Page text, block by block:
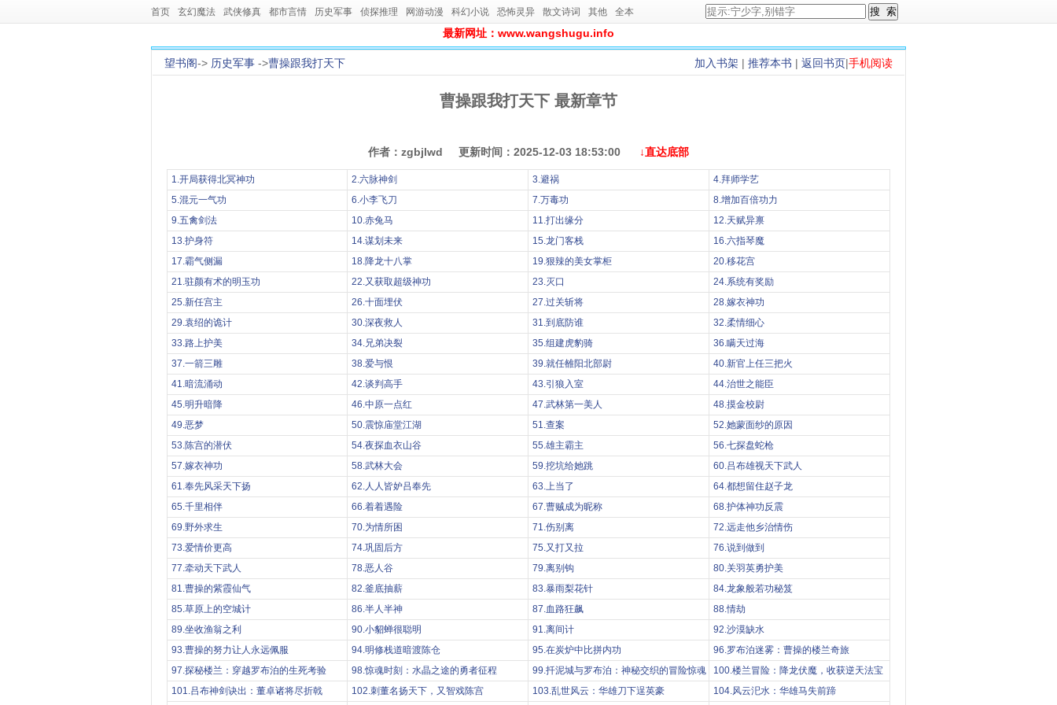
首页 玄幻魔法 武侠修真 都市言情 历史军事 侦探推理 网游动漫 科幻小说 恐怖灵异 散文诗词 其他 全本
最新网址：www.wangshugu.info
加入书架 | 推荐本书 | 返回书页|手机阅读
望书阁-> 历史军事 ->曹操跟我打天下
曹操跟我打天下 最新章节
作者：zgbjlwd 更新时间：2025-12-03 18:53:00 ↓直达底部
1.开局获得北冥神功 2.六脉神剑 3.避祸
4.拜师学艺
5.混元一气功
6.小李飞刀 7.万毒功
8.增加百倍功力
9.五禽剑法
10.赤兔马 11.打出缘分
12.天赋异禀
13.护身符
14.谋划未来 15.龙门客栈
16.六指琴魔
17.霸气侧漏
18.降龙十八掌 19.狠辣的美女掌柜
20.移花宫
21.驻颜有术的明玉功
22.又获取超级神功 23.灭口
24.系统有奖励
25.新任宫主
26.十面埋伏 27.过关斩将
28.嫁衣神功
29.袁绍的诡计
30.深夜救人 31.到底防谁
32.柔情细心
33.路上护美
34.兄弟决裂 35.组建虎豹骑
36.瞒天过海
37.一箭三雕
38.爱与恨 39.就任雒阳北部尉
40.新官上任三把火
41.暗流涌动
42.谈判高手 43.引狼入室
44.治世之能臣
45.明升暗降
46.中原一点红 47.武林第一美人
48.摸金校尉
49.恶梦
50.震惊庙堂江湖 51.查案
52.她蒙面纱的原因
53.陈宫的潜伏
54.夜探血衣山谷 55.雄主霸主
56.七探盘蛇枪
57.嫁衣神功
58.武林大会 59.挖坑给她跳
60.吕布雄视天下武人
61.奉先风采天下扬
62.人人皆妒吕奉先 63.上当了
64.都想留住赵子龙
65.千里相伴
66.着着遇险 67.曹贼成为昵称
68.护体神功反震
69.野外求生
70.为情所困 71.伤别离
72.远走他乡治情伤
73.爱情价更高
74.巩固后方 75.又打又拉
76.说到做到
77.牵动天下武人
78.恶人谷 79.离别钩
80.关羽英勇护美
81.曹操的紫霞仙气
82.釜底抽薪 83.暴雨梨花针
84.龙象般若功秘笈
85.草原上的空城计
86.半人半神 87.血路狂飙
88.情劫
89.坐收渔翁之利
90.小貂蝉很聪明 91.离间计
92.沙漠缺水
93.曹操的努力让人永远佩服
94.明修栈道暗渡陈仓 95.在炭炉中比拼内功
96.罗布泊迷雾：曹操的楼兰奇旅
97.探秘楼兰：穿越罗布泊的生死考验
98.惊魂时刻：水晶之途的勇者征程 99.扦泥城与罗布泊：神秘交织的冒险惊魂
100.楼兰冒险：降龙伏魔，收获逆天法宝
101.吕布神剑诀出：董卓诸将尽折戟
102.刺董名扬天下，又智戏陈宫 103.乱世风云：华雄刀下逞英豪 104.风云汜水：华雄马失前蹄